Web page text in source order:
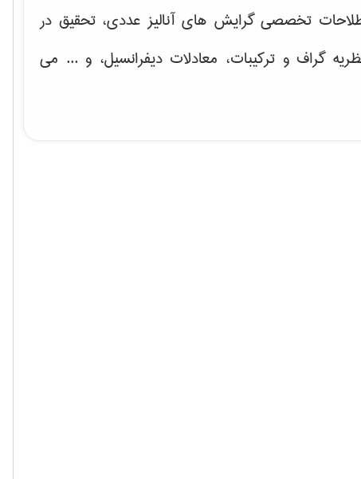
تخصصی گرایش هایآنالیز عددی، تحقیق در
گراف و تركیبات، معادلات دیفرانسیل، و ... می